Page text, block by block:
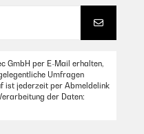
GmbH per E-Mail erhalten,
Umfragen
ist jederzeit per Abmeldelink
der Daten: